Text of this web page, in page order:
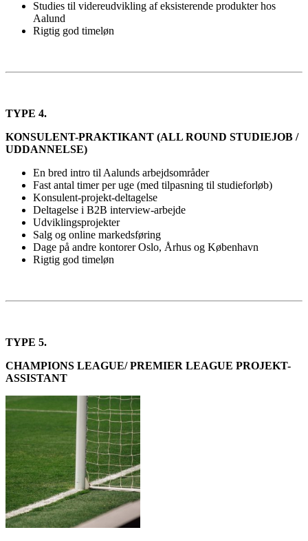
Studies til videreudvikling af eksisterende produkter hos
Aalund
Rigtig god timeløn
TYPE 4.
KONSULENT-PRAKTIKANT (ALL ROUND STUDIEJOB /
UDDANNELSE)
En bred intro til Aalunds arbejdsområder
Fast antal timer per uge (med tilpasning til studieforløb)
Konsulent-projekt-deltagelse
Deltagelse i B2B interview-arbejde
Udviklingsprojekter
Salg og online markedsføring
Dage på andre kontorer Oslo, Århus og København
Rigtig god timeløn
TYPE 5.
CHAMPIONS LEAGUE/ PREMIER LEAGUE PROJEKT-
ASSISTANT